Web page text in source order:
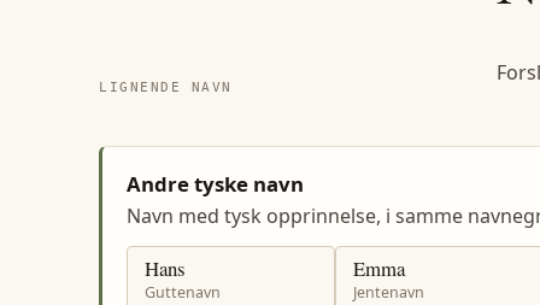
LIGNENDE NAVN
Andre tyske navn
Navn med tysk opprinnelse, i samme
Hans
Guttenavn
Emma
Jentenavn